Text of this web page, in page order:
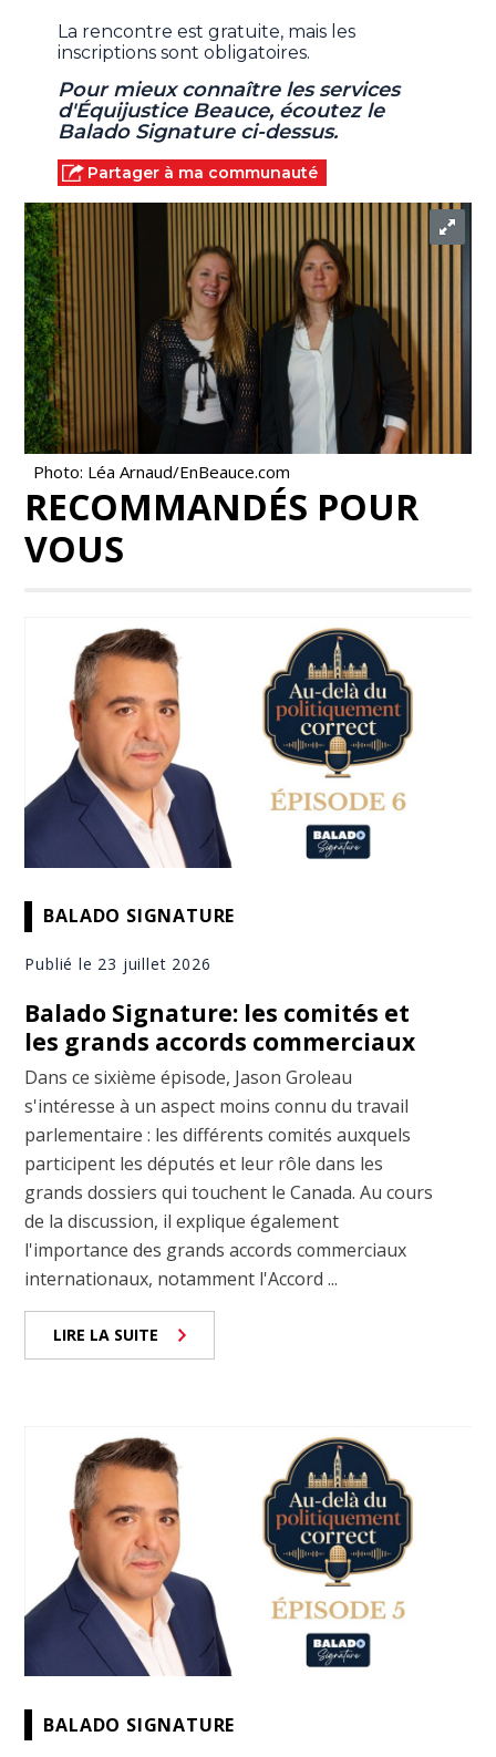
La rencontre est gratuite, mais les
inscriptions sont obligatoires.
Pour mieux connaître les services
d'Équijustice Beauce, écoutez le
Balado Signature ci-dessus.
Partager à ma communauté
Photo: Léa Arnaud/EnBeauce.com
RECOMMANDÉS POUR
VOUS
BALADO SIGNATURE
Publié le 23 juillet 2026
Balado Signature: les comités et
les grands accords commerciaux
Dans ce sixième épisode, Jason Groleau
s'intéresse à un aspect moins connu du travail
parlementaire : les différents comités auxquels
participent les députés et leur rôle dans les
grands dossiers qui touchent le Canada. Au cours
de la discussion, il explique également
l'importance des grands accords commerciaux
internationaux, notamment l'Accord ...
LIRE LA SUITE
BALADO SIGNATURE